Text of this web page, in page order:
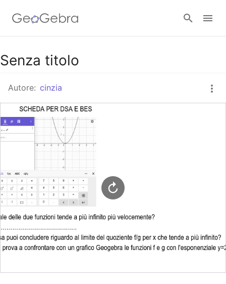
Google Classroom
GeoGebra Classroom
Senza titolo
Autore: cinzia